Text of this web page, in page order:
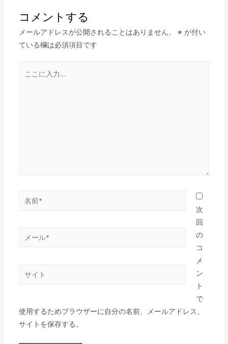
コメントする
メールアドレスが公開されることはありません。 ※ が付い
ている欄は必須項目です
次
回
の
コ
メ
ン
ト
で
使用するためブラウザーに自分の名前、メールアドレス、
サイトを保存する。